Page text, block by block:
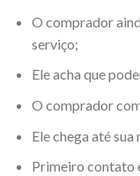
O comprador
serviço;
Eleacha que
O comprador
Ele chega até sua
Primeiro contato